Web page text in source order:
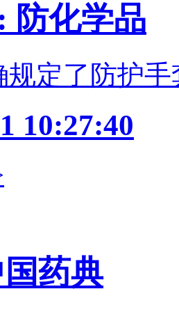
防化学品
规定了防护
10:27:40
药典